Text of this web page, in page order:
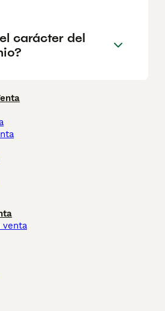
carácter del
venta